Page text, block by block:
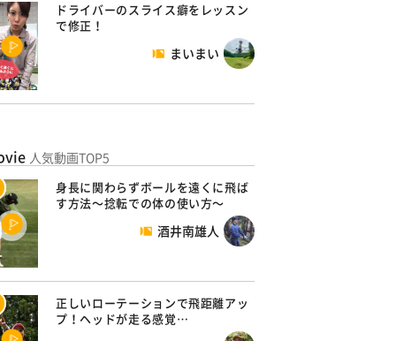
ドライバーのスライス癖をレッスン
で修正！
まいまい
人気動画TOP5
身長に関わらずボールを遠くに飛ば
す方法～捻転での体の使い方～
酒井南雄人
正しいローテーションで飛距離アッ
プ！ヘッドが走る感覚…